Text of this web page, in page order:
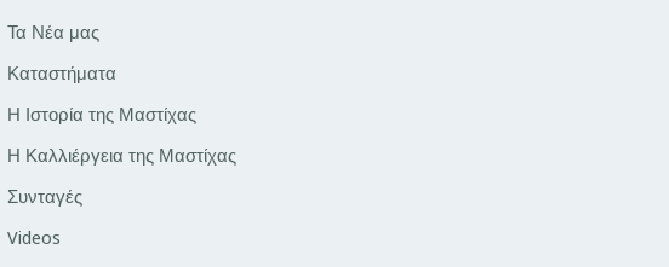
Τα Νέα μας
Καταστήματα
Η Ιστορία της Μαστίχας
Η Καλλιέργεια της Μαστίχας
Συνταγές
Videos